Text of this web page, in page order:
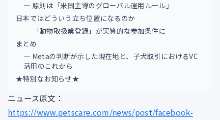
― 原則は「米国主導のグローバル運用ルール」
日本ではどういう立ち位置になるのか
― 「動物取扱業登録」が実質的な参加条件に
まとめ
― Metaの判断が示した現在地と、子犬取引におけるVC
活用のこれから
★特別なお知らせ★
ニュース原文：
https://www.petscare.com/news/post/facebook-